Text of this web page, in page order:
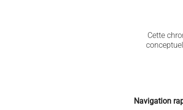
Cette
Navigation